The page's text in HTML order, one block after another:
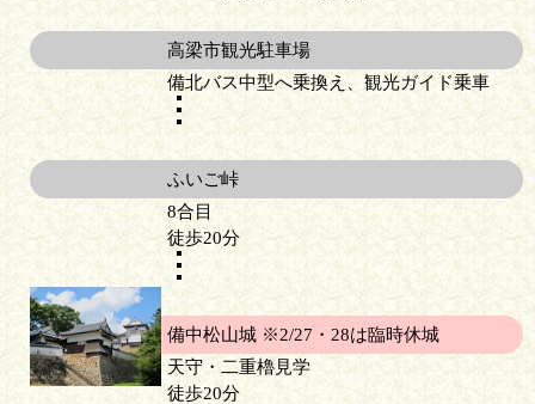
高梁市観光駐車場
備北バス中型へ乗換え、観光ガイド乗車
ふいご峠
8合目
徒歩20分
備中松山城 ※2/27・28は臨時休城
天守・二重櫓見学
徒歩20分